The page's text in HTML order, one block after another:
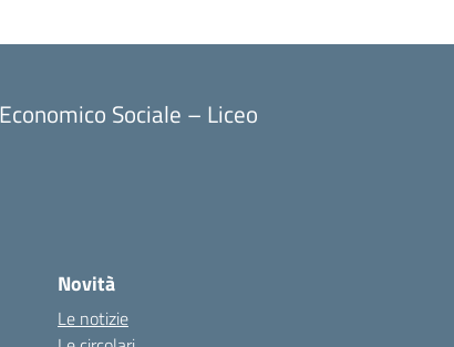
Sociale – Liceo
Novità
Le notizie